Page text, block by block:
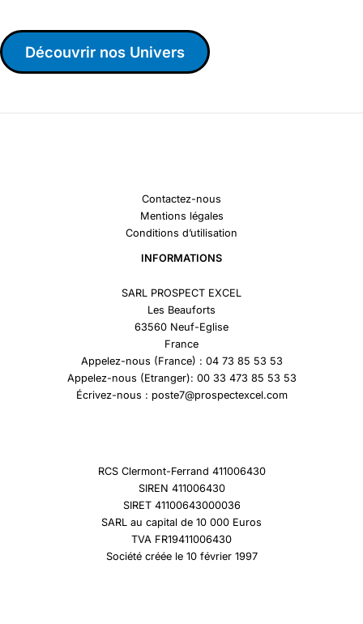
Découvrir nos Univers
Contactez-nous
Mentions légales
Conditions d’utilisation
INFORMATIONS
SARL PROSPECT EXCEL
Les Beauforts
63560 Neuf-Eglise
France
Appelez-nous (France) : 04 73 85 53 53
Appelez-nous (Etranger): 00 33 473 85 53 53
Écrivez-nous : poste7@prospectexcel.com
RCS Clermont-Ferrand 411006430
SIREN 411006430
SIRET 41100643000036
SARL au capital de 10 000 Euros
TVA FR19411006430
Société créée le 10 février 1997